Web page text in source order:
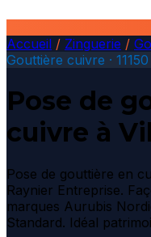
Accueil / Zinguerie /
Gouttière cuivre ·
Pose de
cuivre à
Pose de gouttière en
Raynier Entreprise.
marques Aurubis
Standard. Idéal